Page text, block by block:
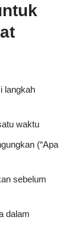
langkah
waktu
(“Apa
sebelum
dalam